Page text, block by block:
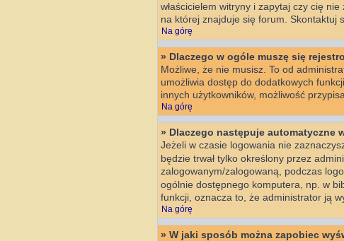
właścicielem witryny i zapytaj czy cię
na której znajduje się forum. Skontaktuj
Na górę
» Dlaczego w ogóle muszę się
Możliwe, że nie musisz. To od
umożliwia dostęp do dodatkowych
innych użytkowników, możliwość
Na górę
» Dlaczego następuje automatyczne
Jeżeli w czasie logowania nie
będzie trwał tylko określony przez
zalogowanym/zalogowaną, podczas
ogólnie dostępnego komputera, np. w
funkcji, oznacza to, że administrator ją
Na górę
» W jaki sposób można zapobiec